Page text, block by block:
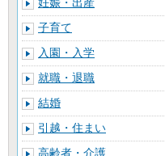
妊娠・出産
子育て
入園・入学
就職・退職
結婚
引越・住まい
高齢者・介護